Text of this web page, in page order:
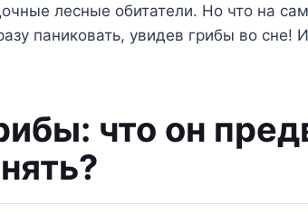
лесные обитатели. Но что на
паниковать, увидев грибы во сне!
что он